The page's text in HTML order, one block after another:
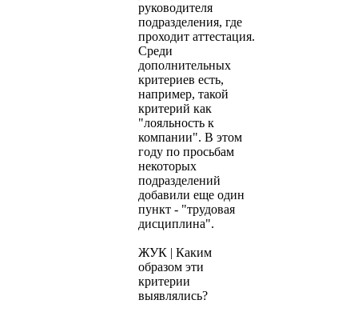
руководителя
подразделения, где
проходит аттестация.
Среди
дополнительных
критериев есть,
например, такой
критерий как
"лояльность к
компании". В этом
году по просьбам
некоторых
подразделений
добавили еще один
пункт - "трудовая
дисциплина".
ЖУК | Каким
образом эти
критерии
выявлялись?